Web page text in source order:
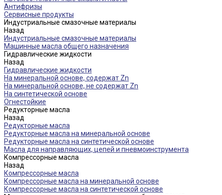
Антифризы
Сервисные продукты
Индустриальные смазочные материалы
Назад
Индустриальные смазочные материалы
Машинные масла общего назначения
Гидравлические жидкости
Назад
Гидравлические жидкости
На минеральной основе, содержат Zn
На минеральной основе, не содержат Zn
На синтетической основе
Огнестойкие
Редукторные масла
Назад
Редукторные масла
Редукторные масла на минеральной основе
Редукторные масла на синтетической основе
Масла для направляющих, цепей и пневмоинструмента
Компрессорные масла
Назад
Компрессорные масла
Компрессорные масла на минеральной основе
Компрессорные масла на синтетической основе